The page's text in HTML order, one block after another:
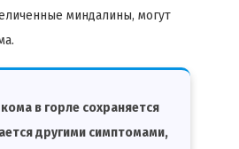
миндалины, могут
в горле сохраняется
другими симптомами,